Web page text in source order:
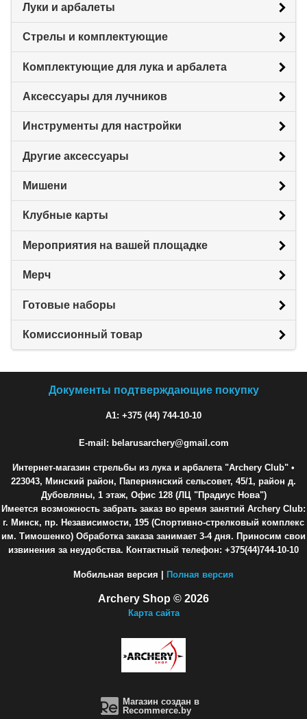
Луки и арбалеты
Стрелы и комплектующие
Комплектующие для лука и арбалета
Аксессуары для лучников
Инструменты для настройки
Другие аксессуары
Мишени
Клубные карты
Мероприятия на вашей площадке
Мерч
Готовые наборы
Комиссионный товар
Документы подтверждающие покупку
A1: +375 (44) 744-10-10
E-mail: belarusarchery@gmail.com
Интернет-магазин стрельбы из лука и арбалета "Archery Club" •
223043, Минский район, Папернянский сельсовет, 45/1, район д.
Дубовляны, 1 этаж, Офис 128 (ЛЦ "Прадиус Нова")
Имеется возможность забрать заказ во время занятий Archery Club:
г. Минск, пр. Независимости, 195 (Спортивно-стрелковый комплекс
им. Тимошенко) Обработка заказа занимает 3-4 дня. Приносим свои
извинения за неудобства. Контактный телефон: +375(44)744-10-10
Мобильная версия | Полная версия
Archery Shop © 2026
Карта сайта
Магазин создан в
Recommerce.by